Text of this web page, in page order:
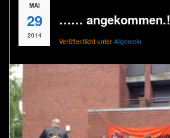
MAI
29
2014
…… angekommen.!
Veröffentlicht unter Allgemein